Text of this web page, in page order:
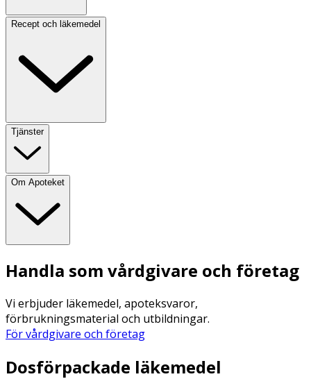
Recept och läkemedel
Tjänster
Om Apoteket
Handla som vårdgivare och företag
Vi erbjuder läkemedel, apoteksvaror,
förbrukningsmaterial och utbildningar.
För vårdgivare och företag
Dosförpackade läkemedel